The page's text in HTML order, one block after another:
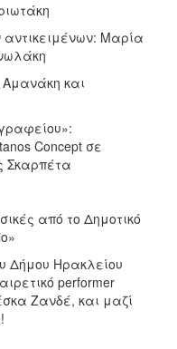
αντικειμένων: Μαρία
Αμανάκη και
Concept σε
Σκαρπέτα
από το Δημοτικό
Δήμου Ηρακλείου
performer
Ζανδέ, και μαζί